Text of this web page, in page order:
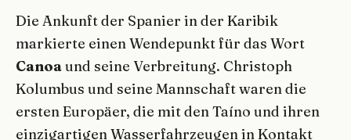
Die Ankunft der Spanier in der Karibik
markierte einen Wendepunkt für das Wort
Canoaund seine Verbreitung. Christoph
Kolumbus und seine Mannschaft waren die
ersten Europäer, die mit den Taíno und ihren
einzigartigen Wasserfahrzeugen in Kontakt